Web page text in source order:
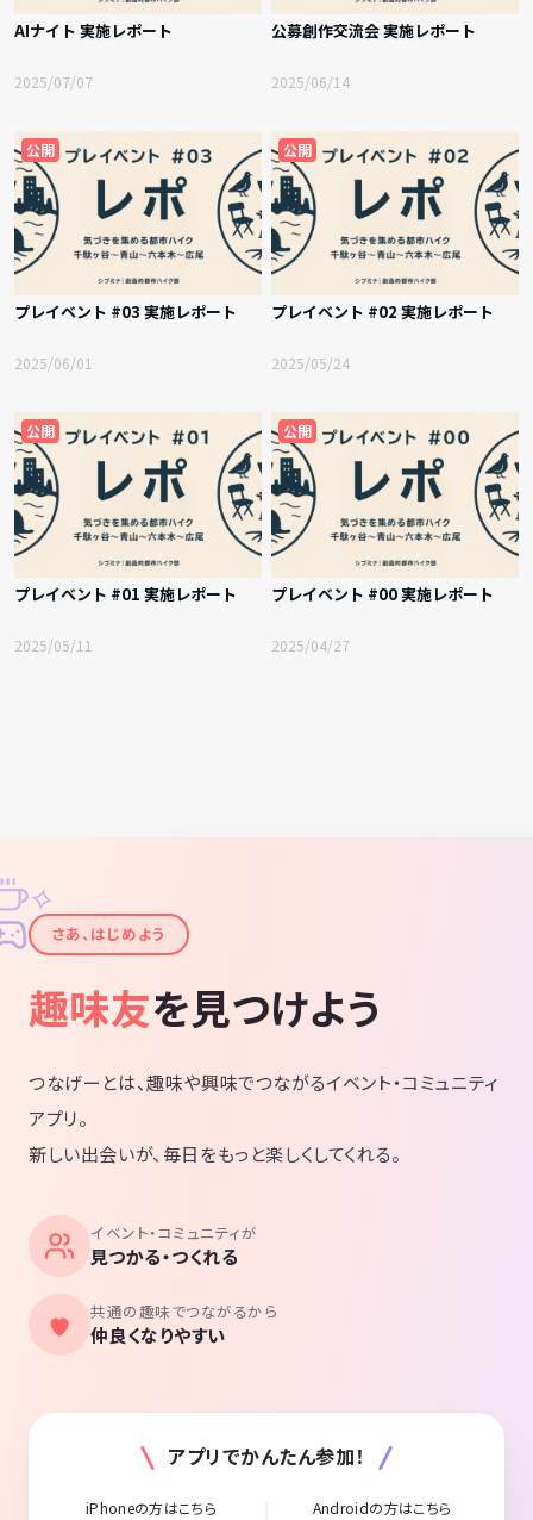
AIナイト 実施レポート
2025/07/07
公募創作交流会 実施レポート
2025/06/14
公開
プレイベント #03 実施レポート
2025/06/01
公開
プレイベント #02 実施レポート
2025/05/24
公開
プレイベント #01 実施レポート
2025/05/11
公開
プレイベント #00 実施レポート
2025/04/27
✦
✧
さあ、はじめよう
趣味友を見つけよう
つなげーとは、趣味や興味でつながるイベント・コミュニティ
アプリ。
新しい出会いが、毎日をもっと楽しくしてくれる。
イベント・コミュニティが
見つかる・つくれる
共通の趣味でつながるから
仲良くなりやすい
アプリでかんたん参加！
iPhoneの方はこちら Androidの方はこちら